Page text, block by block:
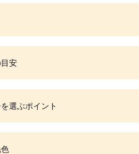
安
選ぶポイント